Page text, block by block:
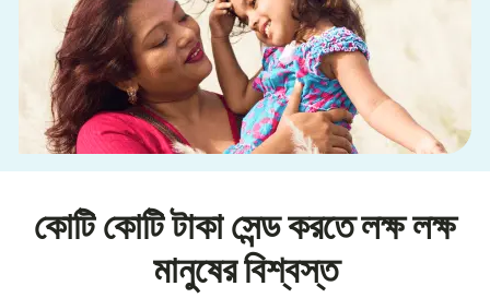
কোটি কোটি টাকা সেন্ড করতে লক্ষ লক্ষ
মানুষের বিশ্বস্ত